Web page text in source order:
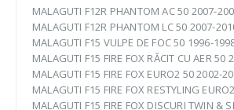
MALAGUTI F12R PHANTOM AC 50 2007-
MALAGUTI F12R PHANTOM LC 50 2007-
MALAGUTI F15 VULPE DE FOC 50 1996-
MALAGUTI F15 FIRE FOX RĂCIT CU AER
MALAGUTI F15 FIRE FOX EURO2 50 2002-
MALAGUTI F15 FIRE FOX RESTYLING
MALAGUTI F15 FIRE FOX DISCURI TWIN &